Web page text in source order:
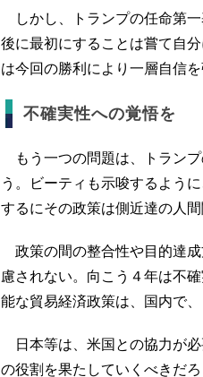
しかし、トランプの任命第一
後に最初にすることは嘗て自
は今回の勝利により一層自信を
不確実性への覚悟を
もう一つの問題は、トランプ
う。ビーティも示唆するよう
するにその政策は側近達の人
政策の間の整合性や目的達
慮されない。向こう４年は不
能な貿易経済政策は、国内で
日本等は、米国との協力が
の役割を果たしていくべきだろ